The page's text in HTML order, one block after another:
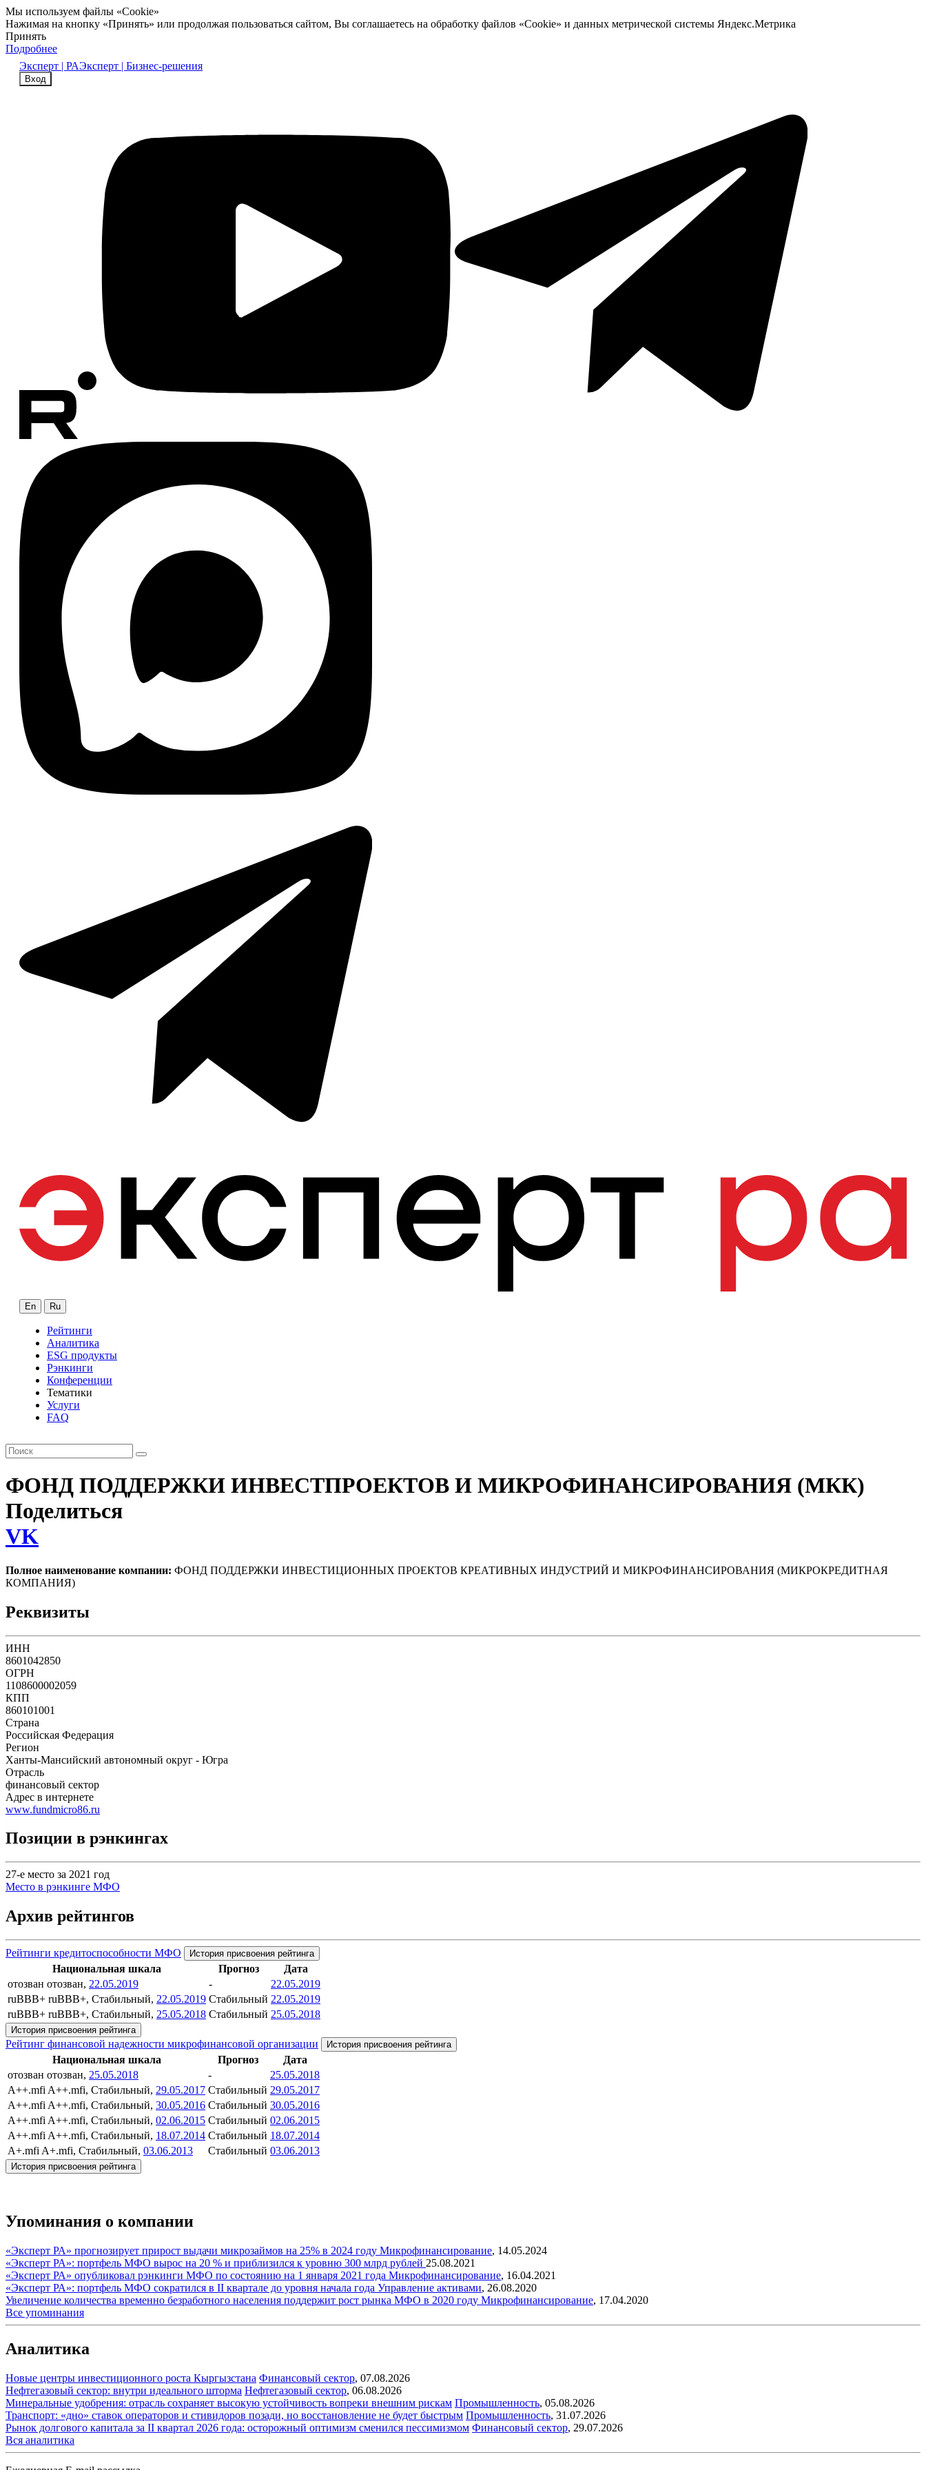
Мы используем файлы «Cookie»
Нажимая на кнопку «Принять» или продолжая пользоваться сайтом, Вы соглашаетесь на обработку файлов «Cookie» и данных метрической системы Яндекс.Метрика
Принять
Подробнее
Эксперт | РАЭксперт | Бизнес-решения
Вход
En Ru
Рейтинги
Аналитика
ESG продукты
Рэнкинги
Конференции
Тематики
Услуги
FAQ
ФОНД ПОДДЕРЖКИ ИНВЕСТПРОЕКТОВ И МИКРОФИНАНСИРОВАНИЯ (МКК)
Поделиться
VK
Полное наименование компании: ФОНД ПОДДЕРЖКИ ИНВЕСТИЦИОННЫХ ПРОЕКТОВ КРЕАТИВНЫХ ИНДУСТРИЙ И МИКРОФИНАНСИРОВАНИЯ (МИКРОКРЕДИТНАЯ
КОМПАНИЯ)
Реквизиты
ИНН
8601042850
ОГРН
1108600002059
КПП
860101001
Страна
Российская Федерация
Регион
Ханты-Мансийский автономный округ - Югра
Отрасль
финансовый сектор
Адрес в интернете
www.fundmicro86.ru
Позиции в рэнкингах
27-е место за 2021 год
Место в рэнкинге МФО
Архив рейтингов
Рейтинги кредитоспособности МФО История присвоения рейтинга
Национальная шкала Прогноз
Дата
отозван отозван, 22.05.2019 -
22.05.2019
ruBBB+ ruBBB+, Стабильный, 22.05.2019 Стабильный 22.05.2019
ruBBB+ ruBBB+, Стабильный, 25.05.2018 Стабильный 25.05.2018
История присвоения рейтинга
Рейтинг финансовой надежности микрофинансовой организации История присвоения рейтинга
Национальная шкала Прогноз
Дата
отозван отозван, 25.05.2018 -
25.05.2018
A++.mfi A++.mfi, Стабильный, 29.05.2017 Стабильный 29.05.2017
A++.mfi A++.mfi, Стабильный, 30.05.2016 Стабильный 30.05.2016
A++.mfi A++.mfi, Стабильный, 02.06.2015 Стабильный 02.06.2015
A++.mfi A++.mfi, Стабильный, 18.07.2014 Стабильный 18.07.2014
A+.mfi A+.mfi, Стабильный, 03.06.2013 Стабильный 03.06.2013
История присвоения рейтинга
Упоминания о компании
«Эксперт РА» прогнозирует прирост выдачи микрозаймов на 25% в 2024 году Микрофинансирование, 14.05.2024
«Эксперт РА»: портфель МФО вырос на 20 % и приблизился к уровню 300 млрд рублей 25.08.2021
«Эксперт РА» опубликовал рэнкинги МФО по состоянию на 1 января 2021 года Микрофинансирование, 16.04.2021
«Эксперт РА»: портфель МФО сократился в II квартале до уровня начала года Управление активами, 26.08.2020
Увеличение количества временно безработного населения поддержит рост рынка МФО в 2020 году Микрофинансирование, 17.04.2020
Все упоминания
Аналитика
Новые центры инвестиционного роста Кыргызстана Финансовый сектор, 07.08.2026
Нефтегазовый сектор: внутри идеального шторма Нефтегазовый сектор, 06.08.2026
Минеральные удобрения: отрасль сохраняет высокую устойчивость вопреки внешним рискам Промышленность, 05.08.2026
Транспорт: «дно» ставок операторов и стивидоров позади, но восстановление не будет быстрым Промышленность, 31.07.2026
Рынок долгового капитала за II квартал 2026 года: осторожный оптимизм сменился пессимизмом Финансовый сектор, 29.07.2026
Вся аналитика